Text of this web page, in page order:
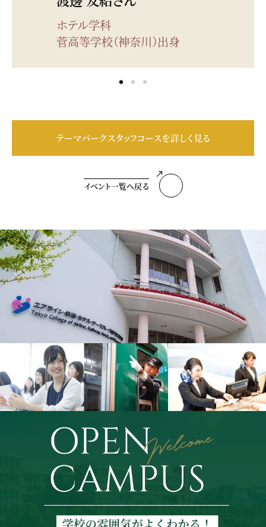
ホテル学科
菅高等学校（神奈川）出身
テーマパークスタッフコースを詳しく見る
イベント一覧へ戻る